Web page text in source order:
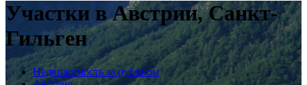
Участки в Австрии, Санкт-
Гильген
Недвижимость за рубежом